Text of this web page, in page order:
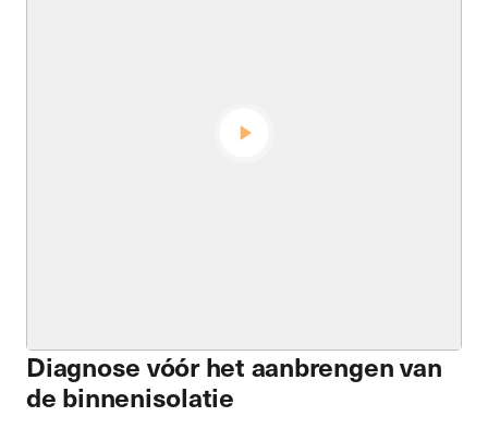
Diagnose vóór het aanbrengen van
de binnenisolatie